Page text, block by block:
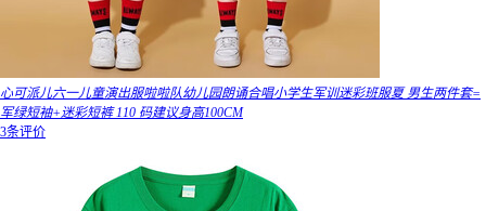
心可派儿六一儿童演出服啦啦队幼儿园朗诵合唱小学生军训迷彩班服夏 男生两件套=
军绿短袖+迷彩短裤 110 码建议身高100CM
3条评价